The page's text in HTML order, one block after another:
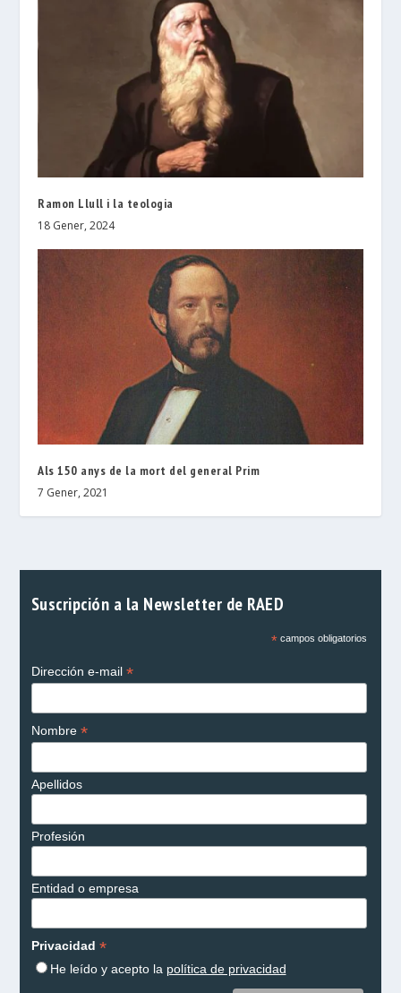
Ramon Llull i la teologia
18 Gener, 2024
Als 150 anys de la mort del general Prim
7 Gener, 2021
Suscripción a la Newsletter de RAED
*campos obligatorios
Dirección e-mail *
Nombre *
Apellidos
Profesión
Entidad o empresa
Privacidad *
He leído y acepto la política de privacidad